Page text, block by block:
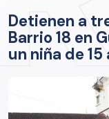
Detienen a
Barrio 18 en
un niña de 15